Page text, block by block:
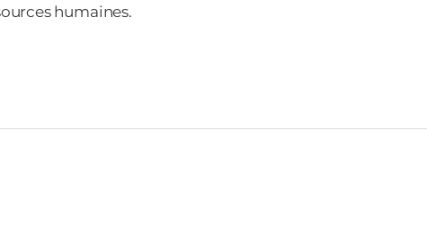
humaines.